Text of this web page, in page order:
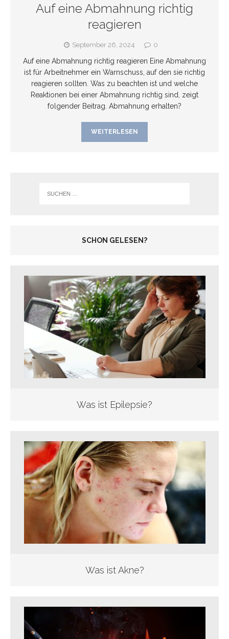
Auf eine Abmahnung richtig
reagieren
September 26, 2024 0
Auf eine Abmahnung richtig reagieren Eine Abmahnung
ist für Arbeitnehmer ein Warnschuss, auf den sie richtig
reagieren sollten. Was zu beachten ist und welche
Reaktionen bei einer Abmahnung richtig sind, zeigt
folgender Beitrag. Abmahnung erhalten?
WEITERLESEN
SCHON GELESEN?
Was ist Epilepsie?
Was ist Akne?